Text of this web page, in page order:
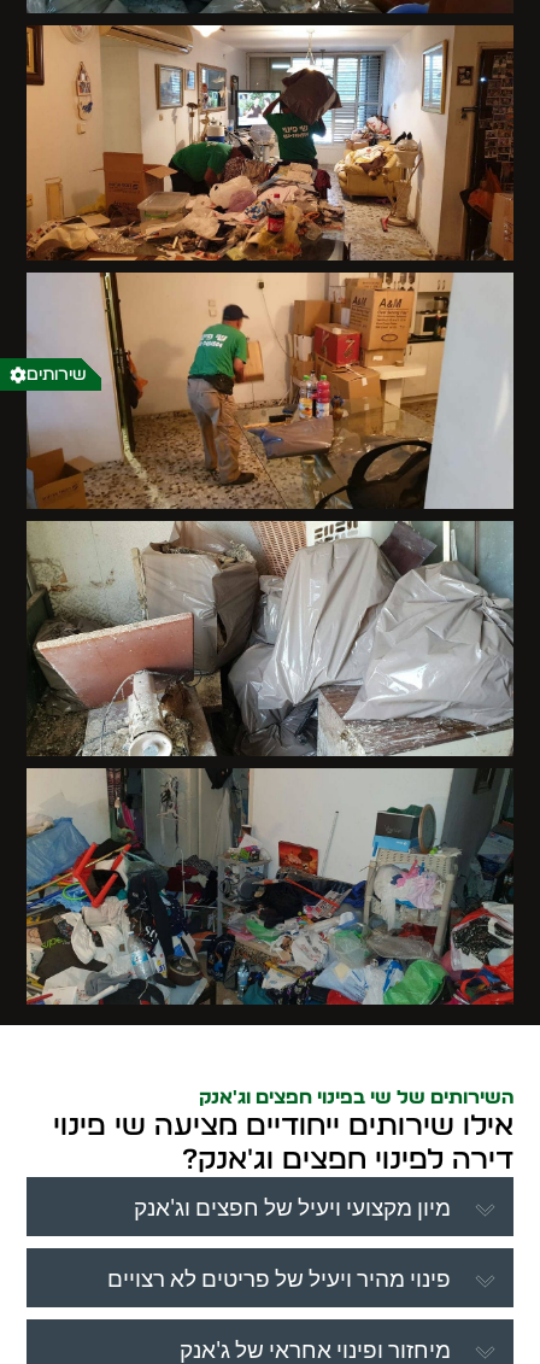
השירותים של שי בפינוי חפצים וג'אנק
אילו שירותים ייחודיים מציעה שי פינוי
דירה לפינוי חפצים וג'אנק?
מיון מקצועי ויעיל של חפצים וג'אנק
פינוי מהיר ויעיל של פריטים לא רצויים
מיחזור ופינוי אחראי של ג'אנק
שירותים